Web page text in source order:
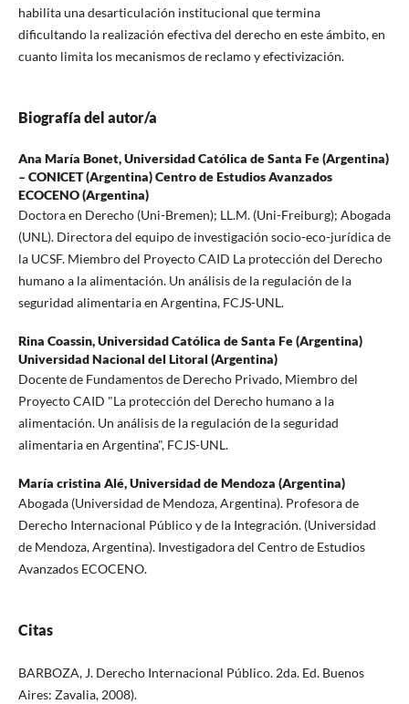
habilita una desarticulación institucional que termina
dificultando la realización efectiva del derecho en este ámbito, en
cuanto limita los mecanismos de reclamo y efectivización.
Biografía del autor/a
Ana María Bonet,Universidad Católica de Santa Fe (Argentina)
– CONICET (Argentina) Centro de Estudios Avanzados
ECOCENO (Argentina)
Doctora en Derecho (Uni-Bremen); LL.M. (Uni-Freiburg); Abogada
(UNL). Directora del equipo de investigación socio-eco-jurídica de
la UCSF. Miembro del Proyecto CAID La protección del Derecho
humano a la alimentación. Un análisis de la regulación de la
seguridad alimentaria en Argentina, FCJS-UNL.
Rina Coassin,Universidad Católica de Santa Fe (Argentina)
Universidad Nacional del Litoral (Argentina)
Docente de Fundamentos de Derecho Privado, Miembro del
Proyecto CAID "La protección del Derecho humano a la
alimentación. Un análisis de la regulación de la seguridad
alimentaria en Argentina", FCJS-UNL.
María cristina Alé,Universidad de Mendoza (Argentina)
Abogada (Universidad de Mendoza, Argentina). Profesora de
Derecho Internacional Público y de la Integración. (Universidad
de Mendoza, Argentina). Investigadora del Centro de Estudios
Avanzados ECOCENO.
Citas
BARBOZA, J. Derecho Internacional Público. 2da. Ed. Buenos
Aires: Zavalia, 2008).